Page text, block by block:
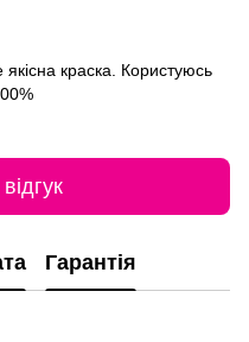
краска. Користуюсь
Гарантія